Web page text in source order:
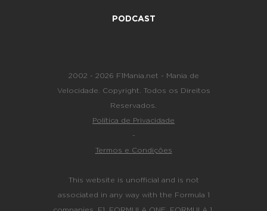
PODCAST
2002 - 2026 F1Mania.net - Mania de
Velocidade. Copyright. Todos os Direitos
Reservados.
Política de Privacidade
-
Termos e Condições
This website is unofficial and is not
associated in any way with the Formula 1